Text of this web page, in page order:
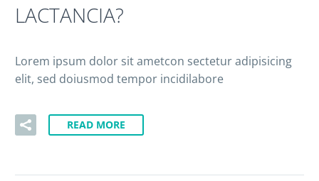
LACTANCIA?
Lorem ipsum dolor sit ametcon sectetur adipisicing
elit, sed doiusmod tempor incidilabore
READ MORE